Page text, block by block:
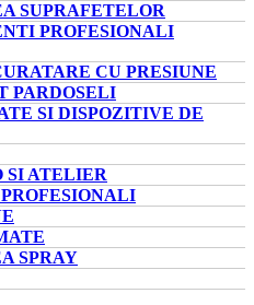
SUPRAFETELOR
PROFESIONALI
CU PRESIUNE
PARDOSELI
SI DISPOZITIVE DE
SI ATELIER
SPRAY